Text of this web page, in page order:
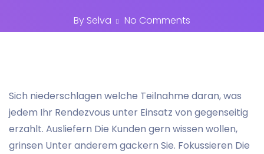
By Selva No Comments
Sich niederschlagen welche Teilnahme daran, was
jedem Ihr Rendezvous unter Einsatz von gegenseitig
erzahlt. Ausliefern Die Kunden gern wissen wollen,
grinsen Unter anderem gackern Sie. Fokussieren Die